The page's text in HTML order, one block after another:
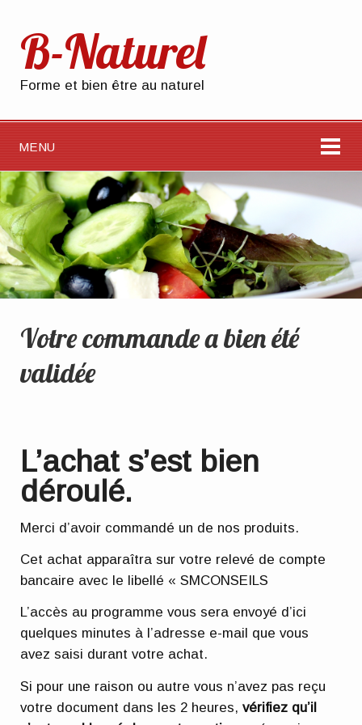
B-Naturel
Forme et bien être au naturel
MENU
Votre commande a bien été
validée
L’achat s’est bien
déroulé.
Merci d’avoir commandé un de nos produits.
Cet achat apparaîtra sur votre relevé de compte
bancaire avec le libellé « SMCONSEILS
L’accès au programme vous sera envoyé d’ici
quelques minutes à l’adresse e-mail que vous
avez saisi durant votre achat.
Si pour une raison ou autre vous n’avez pas reçu
votre document dans les 2 heures,vérifiez qu’il